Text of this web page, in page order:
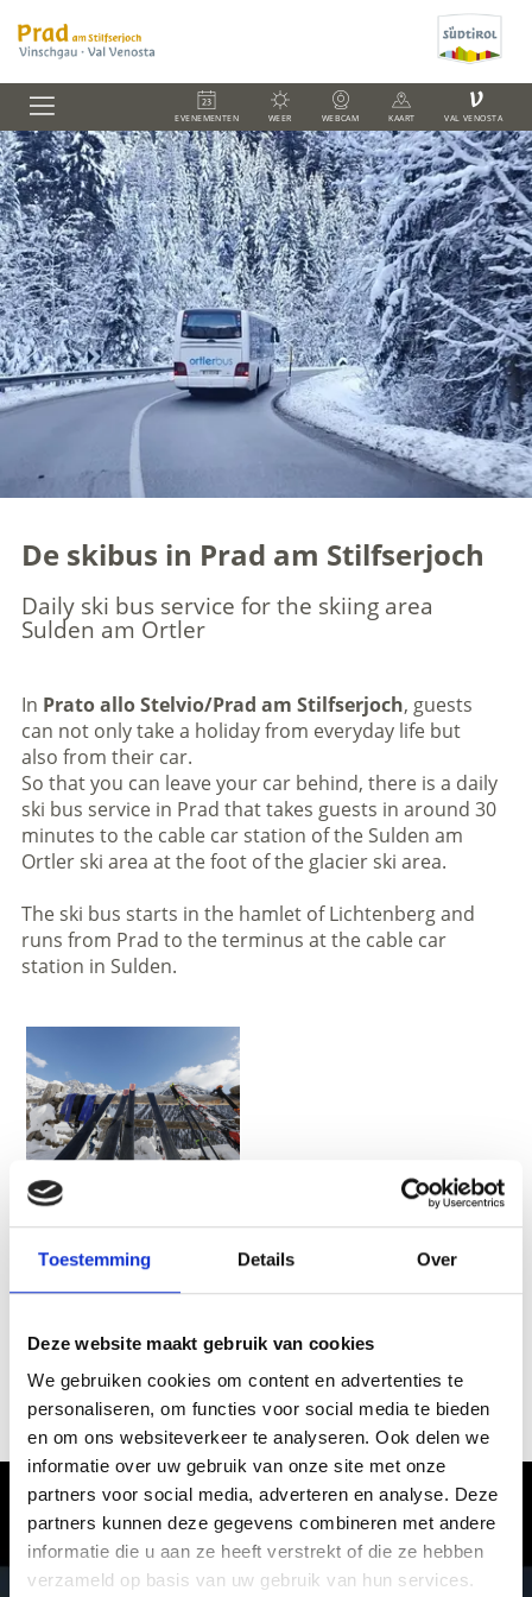
Toestemming Details Over
Deze website maakt gebruik van cookies
We gebruiken cookies om content en advertenties te
personaliseren, om functies voor social media te bieden
en om ons websiteverkeer te analyseren. Ook delen we
informatie over uw gebruik van onze site met onze
partners voor social media, adverteren en analyse. Deze
partners kunnen deze gegevens combineren met andere
informatie die u aan ze heeft verstrekt of die ze hebben
verzameld op basis van uw gebruik van hun services.
EVENEMENTEN WEER WEBCAM KAART
V
VAL VENOSTA
De skibus in Prad am Stilfserjoch
Daily ski bus service for the skiing area
Sulden am Ortler
In Prato allo Stelvio/Prad am Stilfserjoch, guests
can not only take a holiday from everyday life but
also from their car.
So that you can leave your car behind, there is a daily
ski bus service in Prad that takes guests in around 30
minutes to the cable car station of the Sulden am
Ortler ski area at the foot of the glacier ski area.
The ski bus starts in the hamlet of Lichtenberg and
runs from Prad to the terminus at the cable car
station in Sulden.
ORARI SKIBUS 2025/26
File size: 621,86 KB
Vinschgau in Zuid-Tirol – waar de
winter een belevenis wordt